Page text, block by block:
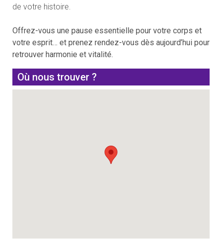
de votre histoire.
Offrez-vous une pause essentielle pour votre corps et
votre esprit… et prenez rendez-vous dès aujourd’hui pour
retrouver harmonie et vitalité.
Où nous trouver ?